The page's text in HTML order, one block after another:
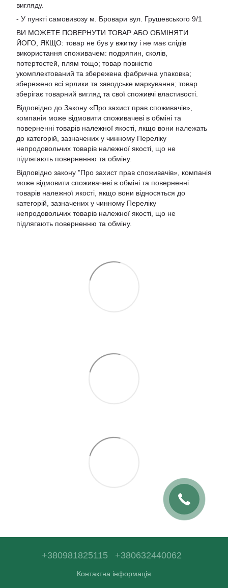
вигляду.
- У пункті самовивозу м. Бровари вул. Грушевського 9/1
ВИ МОЖЕТЕ ПОВЕРНУТИ ТОВАР АБО ОБМІНЯТИ
ЙОГО, ЯКЩО: товар не був у вжитку і не має слідів
використання споживачем: подряпин, сколів,
потертостей, плям тощо; товар повністю
укомплектований та збережена фабрична упаковка;
збережено всі ярлики та заводське маркування; товар
зберігає товарний вигляд та свої споживчі властивості.
Відповідно до Закону «Про захист прав споживачів»,
компанія може відмовити споживачеві в обміні та
поверненні товарів належної якості, якщо вони належать
до категорій, зазначених у чинному Переліку
непродовольчих товарів належної якості, що не
підлягають поверненню та обміну.
Відповідно закону "Про захист прав споживачів» , компанія
може відмовити споживачеві в обміні та поверненні
товарів належної якості, якщо вони відносяться до
категорій, зазначених у чинному Переліку
непродовольчих товарів належної якості, що не
підлягають поверненню та обміну.
+380981825115 +380632440062
Контактна інформація